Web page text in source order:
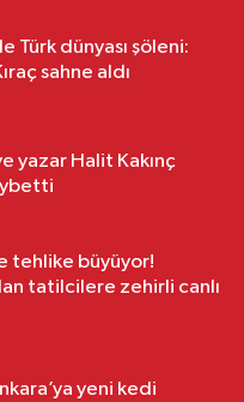
Türk dünyası şöleni:
sahne aldı
yazar Halit Kakınç
tehlike büyüyor!
tatilcilere zehirli canlı
yeni kedi